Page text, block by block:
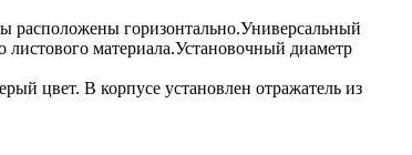
горизонтально.Универсальный
листового материала.Установочный диаметр
цвет. В корпусе установлен отражатель из